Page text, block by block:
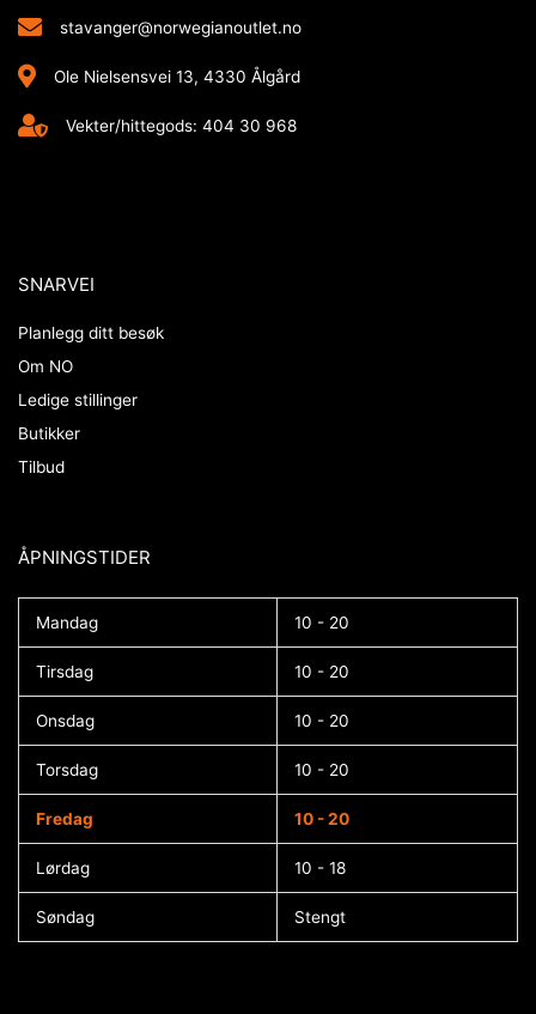
stavanger@norwegianoutlet.no
Ole Nielsensvei 13, 4330 Ålgård
Vekter/hittegods: 404 30 968
SNARVEI
Planlegg ditt besøk
Om NO
Ledige stillinger
Butikker
Tilbud
ÅPNINGSTIDER​
Mandag 10 - 20
Tirsdag 10 - 20
Onsdag 10 - 20
Torsdag 10 - 20
Fredag 10 - 20
Lørdag 10 - 18
Søndag Stengt